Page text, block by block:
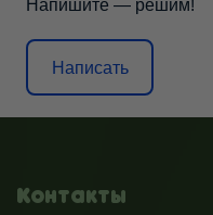
Напишите — решим!
Написать
Контакты